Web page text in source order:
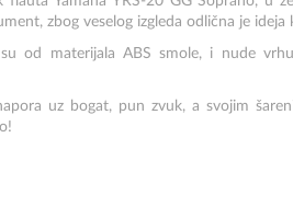
zbog veselog izgleda odlična je ideja
su od materijala ABS smole, i nude
uz bogat, pun zvuk, a svojim